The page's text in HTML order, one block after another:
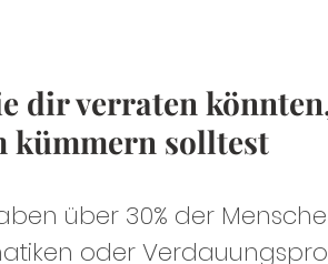
dir verraten
kümmern solltest
über 30% der
oder